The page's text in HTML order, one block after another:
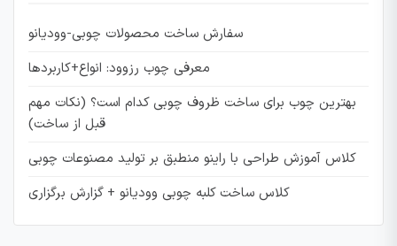
سفارش ساخت محصولات چوبی-وودیانو
معرفی چوب رزوود: انواع+کاربردها
بهترین چوب برای ساخت ظروف چوبی کدام است؟ (نکات مهم
قبل از ساخت)
کلاس آموزش طراحی با راینو منطبق بر تولید مصنوعات چوبی
کلاس ساخت کلبه چوبی وودیانو + گزارش برگزاری